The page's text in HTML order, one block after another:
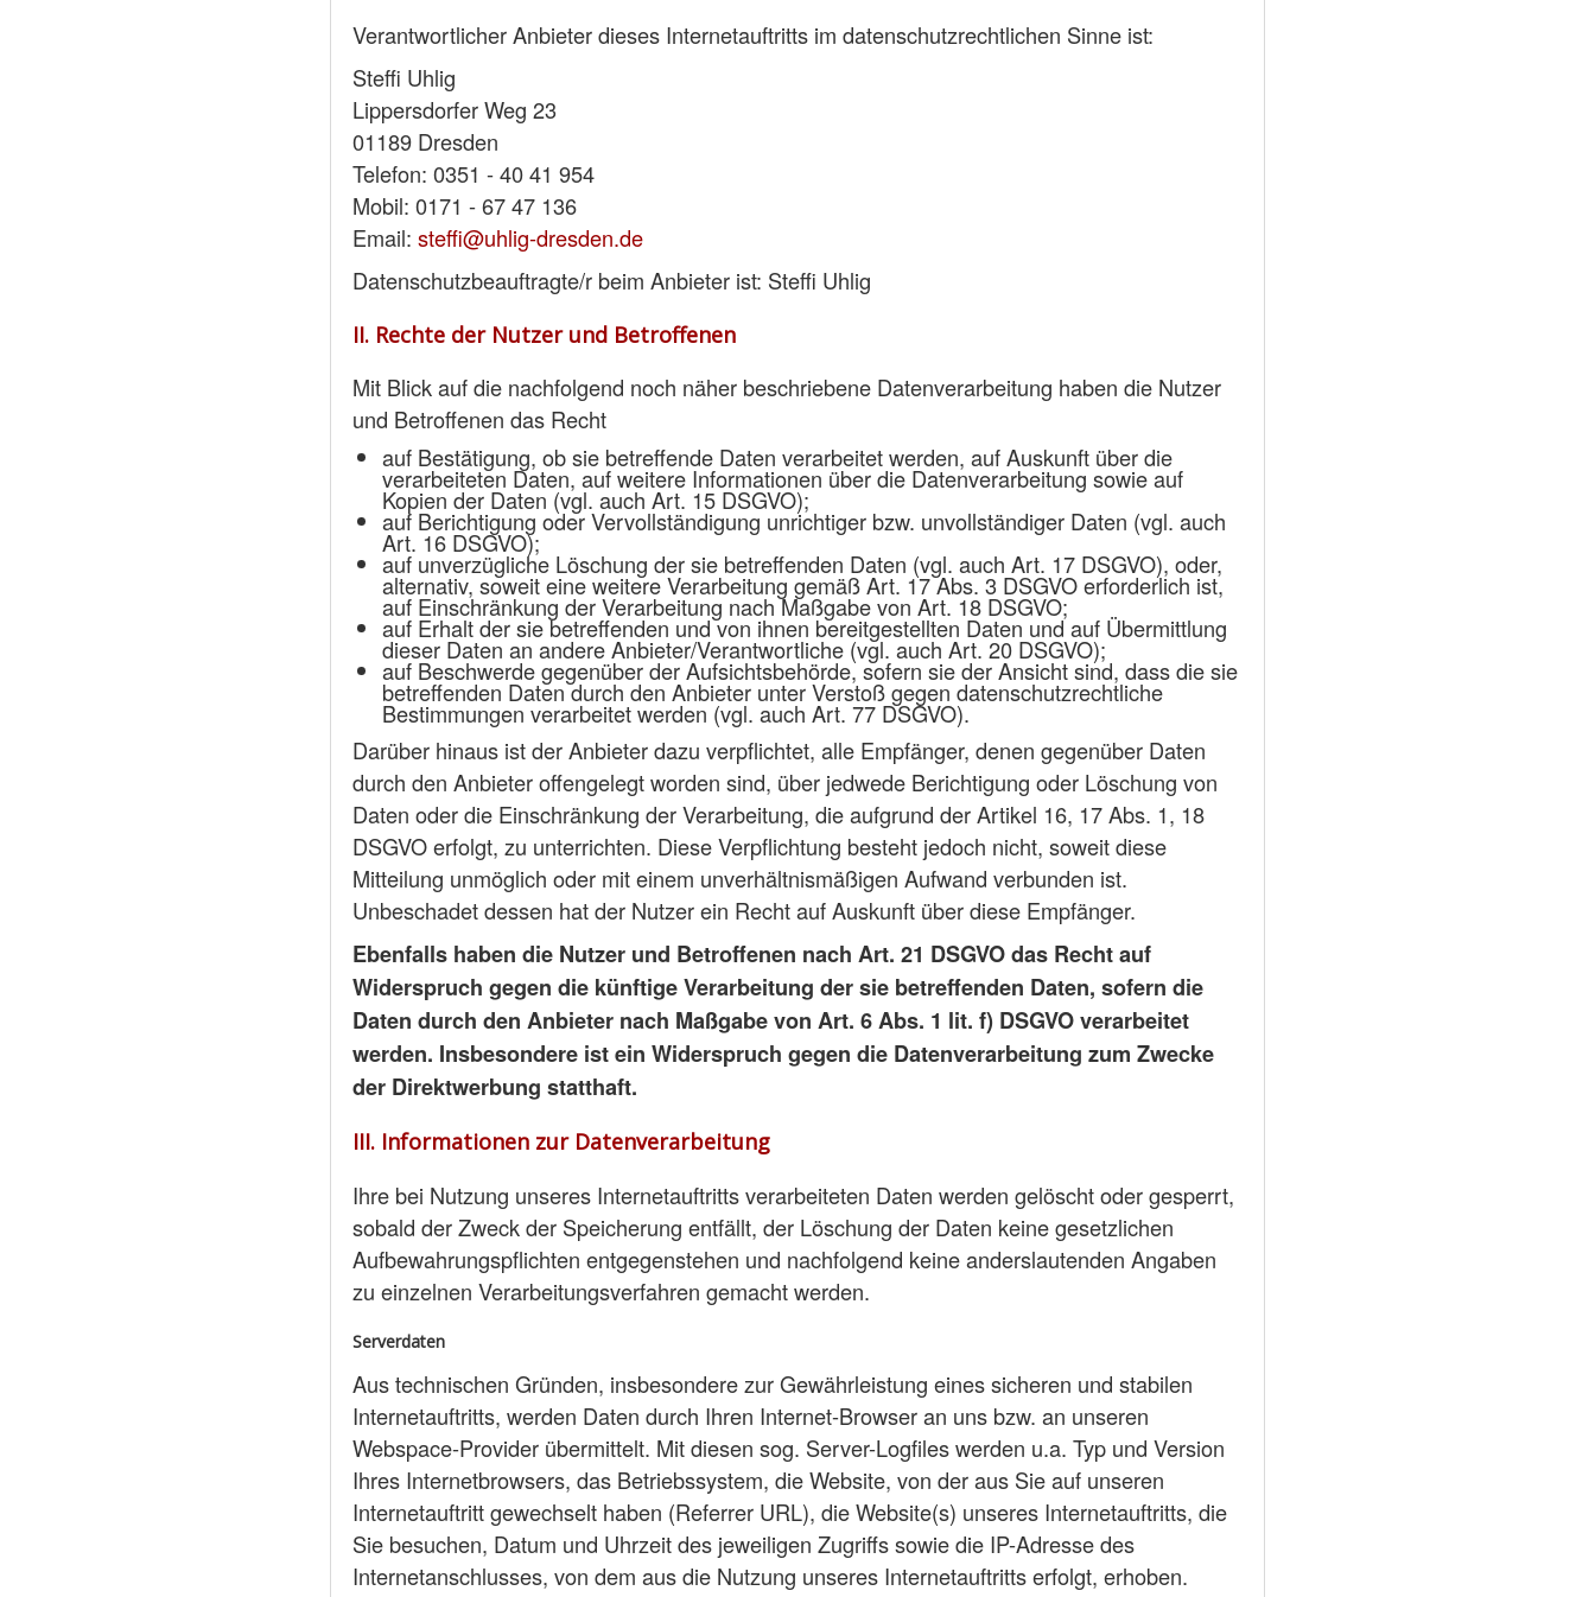
Verantwortlicher Anbieter dieses Internetauftritts im datenschutzrechtlichen Sinne ist:
Steffi Uhlig
Lippersdorfer Weg 23
01189 Dresden
Telefon: 0351 - 40 41 954
Mobil: 0171 - 67 47 136
Email: steffi@uhlig-dresden.de
Datenschutzbeauftragte/r beim Anbieter ist: Steffi Uhlig
II. Rechte der Nutzer und Betroffenen
Mit Blick auf die nachfolgend noch näher beschriebene Datenverarbeitung haben die Nutzer
und Betroffenen das Recht
auf Bestätigung, ob sie betreffende Daten verarbeitet werden, auf Auskunft über die
verarbeiteten Daten, auf weitere Informationen über die Datenverarbeitung sowie auf
Kopien der Daten (vgl. auch Art. 15 DSGVO);
auf Berichtigung oder Vervollständigung unrichtiger bzw. unvollständiger Daten (vgl. auch
Art. 16 DSGVO);
auf unverzügliche Löschung der sie betreffenden Daten (vgl. auch Art. 17 DSGVO), oder,
alternativ, soweit eine weitere Verarbeitung gemäß Art. 17 Abs. 3 DSGVO erforderlich ist,
auf Einschränkung der Verarbeitung nach Maßgabe von Art. 18 DSGVO;
auf Erhalt der sie betreffenden und von ihnen bereitgestellten Daten und auf Übermittlung
dieser Daten an andere Anbieter/Verantwortliche (vgl. auch Art. 20 DSGVO);
auf Beschwerde gegenüber der Aufsichtsbehörde, sofern sie der Ansicht sind, dass die sie
betreffenden Daten durch den Anbieter unter Verstoß gegen datenschutzrechtliche
Bestimmungen verarbeitet werden (vgl. auch Art. 77 DSGVO).
Darüber hinaus ist der Anbieter dazu verpflichtet, alle Empfänger, denen gegenüber Daten
durch den Anbieter offengelegt worden sind, über jedwede Berichtigung oder Löschung von
Daten oder die Einschränkung der Verarbeitung, die aufgrund der Artikel 16, 17 Abs. 1, 18
DSGVO erfolgt, zu unterrichten. Diese Verpflichtung besteht jedoch nicht, soweit diese
Mitteilung unmöglich oder mit einem unverhältnismäßigen Aufwand verbunden ist.
Unbeschadet dessen hat der Nutzer ein Recht auf Auskunft über diese Empfänger.
Ebenfalls haben die Nutzer und Betroffenen nach Art. 21 DSGVO das Recht auf
Widerspruch gegen die künftige Verarbeitung der sie betreffenden Daten, sofern die
Daten durch den Anbieter nach Maßgabe von Art. 6 Abs. 1 lit. f) DSGVO verarbeitet
werden. Insbesondere ist ein Widerspruch gegen die Datenverarbeitung zum Zwecke
der Direktwerbung statthaft.
III. Informationen zur Datenverarbeitung
Ihre bei Nutzung unseres Internetauftritts verarbeiteten Daten werden gelöscht oder gesperrt,
sobald der Zweck der Speicherung entfällt, der Löschung der Daten keine gesetzlichen
Aufbewahrungspflichten entgegenstehen und nachfolgend keine anderslautenden Angaben
zu einzelnen Verarbeitungsverfahren gemacht werden.
Serverdaten
Aus technischen Gründen, insbesondere zur Gewährleistung eines sicheren und stabilen
Internetauftritts, werden Daten durch Ihren Internet-Browser an uns bzw. an unseren
Webspace-Provider übermittelt. Mit diesen sog. Server-Logfiles werden u.a. Typ und Version
Ihres Internetbrowsers, das Betriebssystem, die Website, von der aus Sie auf unseren
Internetauftritt gewechselt haben (Referrer URL), die Website(s) unseres Internetauftritts, die
Sie besuchen, Datum und Uhrzeit des jeweiligen Zugriffs sowie die IP-Adresse des
Internetanschlusses, von dem aus die Nutzung unseres Internetauftritts erfolgt, erhoben.